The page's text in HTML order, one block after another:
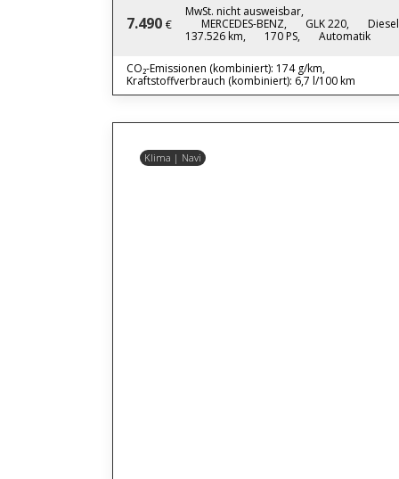
7.490 €
MwSt. nicht ausweisbar,
MERCEDES-BENZ,
GLK 220,
137.526 km,
170 PS, Automatik
CO₂-Emissionen (kombiniert): 174 g/km,
Kraftstoffverbrauch (kombiniert): 6,7 l/100 km
Klima | Navi